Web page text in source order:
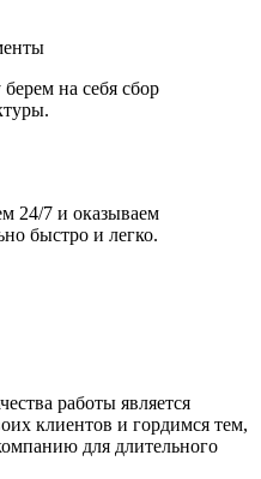
на себя сбор
24/7 и оказываем
быстро и легко.
работы является
клиентов и гордимся тем,
для длительного